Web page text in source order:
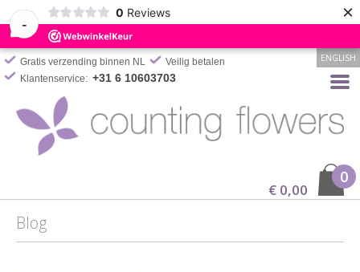
-
0 Reviews ×
Gratis verzending binnen NL
Veilig betalen
Klantenservice: +31 6 10603703
ENGLISH
€ 0,00
0
Blog